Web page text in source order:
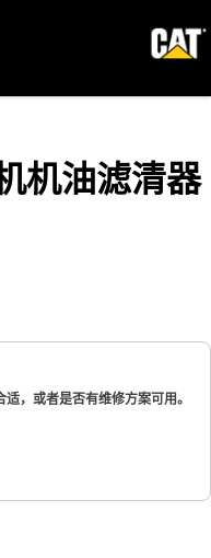
机油滤清器
，或者是否有维修方案可用。